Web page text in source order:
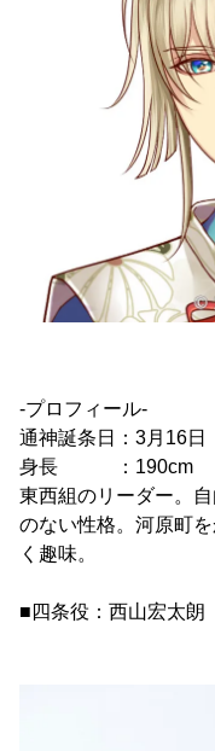
-プロフィール-
通神誕条日：3月16日
身長 ：190cm
東西組のリーダー。
のない性格。河原町
く趣味。
■四条役：西山宏太朗